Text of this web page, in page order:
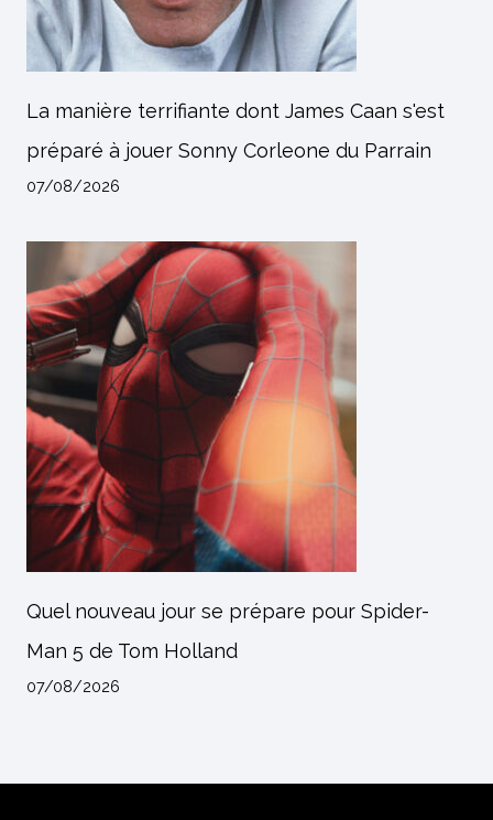
La manière terrifiante dont James Caan s'est
préparé à jouer Sonny Corleone du Parrain
07/08/2026
Quel nouveau jour se prépare pour Spider-
Man 5 de Tom Holland
07/08/2026